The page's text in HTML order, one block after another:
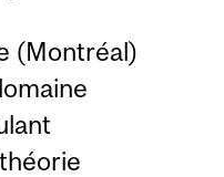
(Montréal)